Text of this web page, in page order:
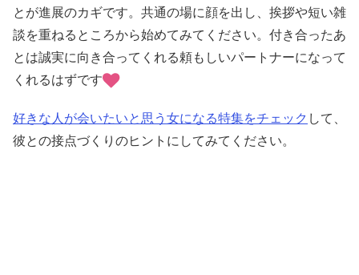
とが進展のカギです。共通の場に顔を出し、挨拶や短い雑
談を重ねるところから始めてみてください。付き合ったあ
とは誠実に向き合ってくれる頼もしいパートナーになって
くれるはずです
好きな人が会いたいと思う女になる特集をチェック して、
彼との接点づくりのヒントにしてみてください。